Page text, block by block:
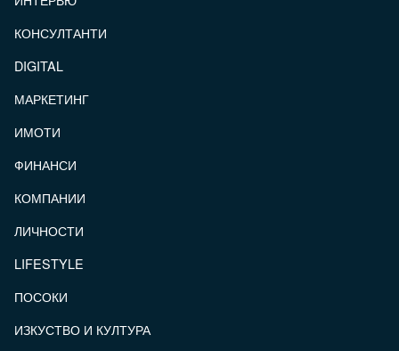
КОНСУЛТАНТИ
DIGITAL
МАРКЕТИНГ
ИМОТИ
ФИНАНСИ
КОМПАНИИ
ЛИЧНОСТИ
LIFESTYLE
ПОСОКИ
ИЗКУСТВО И КУЛТУРА